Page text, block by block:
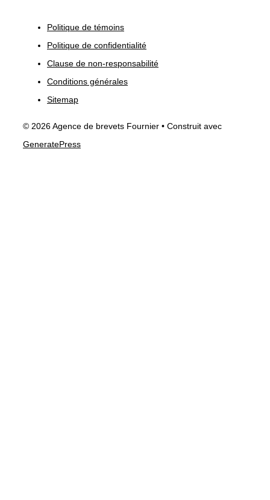
Politique de témoins
Politique de confidentialité
Clause de non-responsabilité
Conditions générales
Sitemap
© 2026 Agence de brevets Fournier • Construit avec
GeneratePress